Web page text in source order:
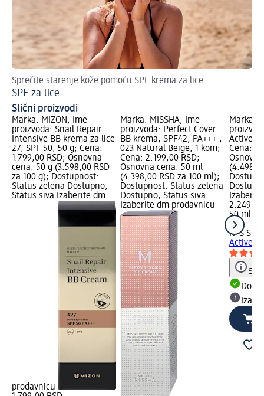
Sprečite starenje kože pomoću SPF krema za lice
SPF za lice
Slični proizvodi
Marka: MIZON; Ime
proizvoda: Snail Repair
Intensive BB krema za lice
27, SPF 50, 50 g; Cena:
1.799,00 RSD; Osnovna
cena: 50 g (3.598,00 RSD
za 100 g); Dostupnost:
Status zelena Dostupno,
Status siva Izaberite dm
prodavnicu
Marka: MISSHA; Ime
proizvoda: Perfect Cover
BB krema, SPF42, PA+++ ,
023 Natural Beige, 1 kom;
Cena: 2.199,00 RSD;
Osnovna cena: 50 ml
(4.398,00 RSD za 100 ml);
Dostupnost: Status zelena
Dostupno, Status siva
Izaberite dm prodavnicu
Marka:
Active
Cena:
2.249,00
50 ml
ml)
It´S SKIN
Active